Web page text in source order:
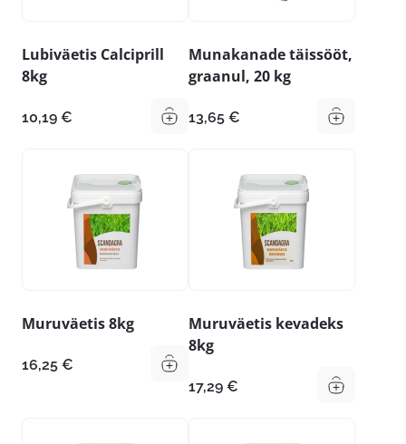
Lubiväetis Calciprill
8kg
10,19 €
Munakanade täissööt,
graanul, 20 kg
13,65 €
Muruväetis 8kg
16,25 €
Muruväetis kevadeks
8kg
17,29 €